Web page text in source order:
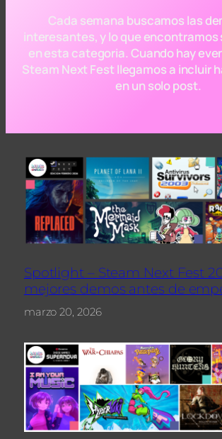
Cada semana buscamos las
interesantes, y lo que encontramos
en esta categoria. Cuando hay
Steam Next Fest llegamos a incluir
en un solo post.
Spotlight – Steam Next Fest
mejores demos antes de
marzo 20, 2026